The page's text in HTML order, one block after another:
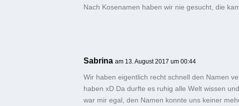
Nach Kosenamen haben wir nie gesucht, die
Sabrina am 13. August 2017 um 00:44
Wir haben eigentlich recht schnell den Namen
haben xD Da durfte es ruhig alle Welt wissen
war mir egal, den Namen konnte uns keiner